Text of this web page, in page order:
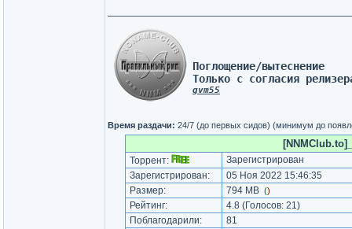
Поглощение/вытеснение
Только с согласия
gvm55
Время раздачи: 24/7 (до первых сидов) (минимум до
Торрент:
Зарегистрирован
Зарегистрирован:
05 Ноя 2022 15:46:35
Размер:
794 MB ()
Рейтинг: 4.8 (Голосов: 21)
Поблагодарили:
81